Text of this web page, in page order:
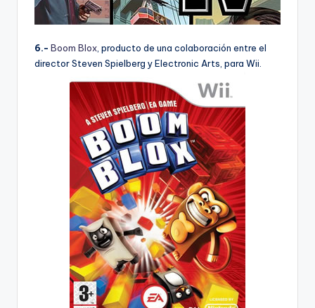
6.- Boom Blox , producto de una colaboración entre el
director Steven Spielberg y Electronic Arts, para Wii.